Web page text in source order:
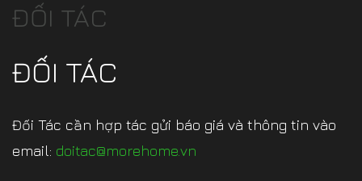
ĐỐI TÁC
ĐỐI TÁC
Đối Tác cần hợp tác gửi báo giá và thông tin vào
email: doitac@morehome.vn